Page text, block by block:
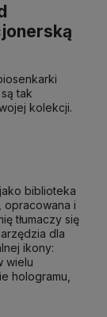
tak
kolekcji.
biblioteka
opracowana i
tłumaczy się
dla
ikony:
wielu
hologramu,